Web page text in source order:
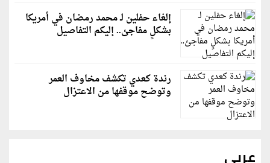
إلغاء حفلين لـ محمد رمضان في أمريكا
بشكلٍ مفاجئ.. إليكم التفاصيل
رندة كعدي تكشف مخاوف العمر
وتوضح موقفها من الاعتزال
عربي